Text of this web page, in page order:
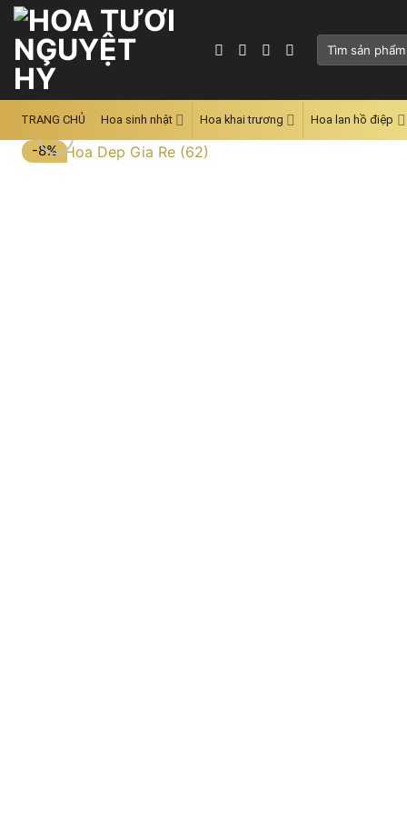
Skip
content
Tìm
TRANG CHỦ Hoa sinh nhật Hoa khai trương Hoa lan hồ điệp
-8%